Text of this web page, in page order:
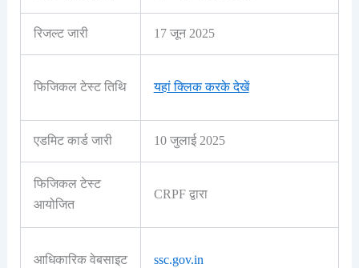
रिजल्ट जारी 17 जून 2025
फिजिकल टेस्ट तिथि यहां क्लिक करके देखें
एडमिट कार्ड जारी 10 जुलाई 2025
फिजिकल टेस्ट
आयोजित
CRPF द्वारा
आधिकारिक वेबसाइट ssc.gov.in